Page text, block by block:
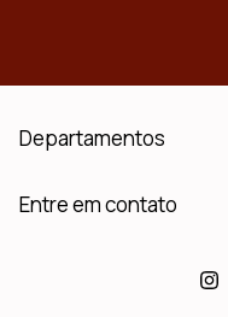
Departamentos
Entre em contato